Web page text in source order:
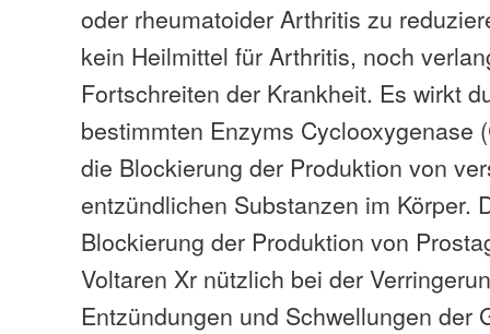
oder rheumatoider Arthritis zu
kein Heilmittel für Arthritis, noch
Fortschreiten der Krankheit. Es wirkt
bestimmten Enzyms Cyclooxygenase
die Blockierung der Produktion von
entzündlichen Substanzen im Körper.
Blockierung der Produktion von
Voltaren Xr nützlich bei der
Entzündungen und Schwellungen der